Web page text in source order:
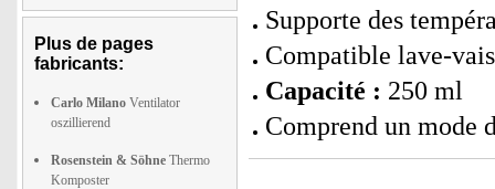
Plus de pages
fabricants:
Carlo Milano Ventilator
oszillierend
Rosenstein & Söhne Thermo
Komposter
Supporte des
Compatible lave-
Capacité : 250 ml
Comprend un mode